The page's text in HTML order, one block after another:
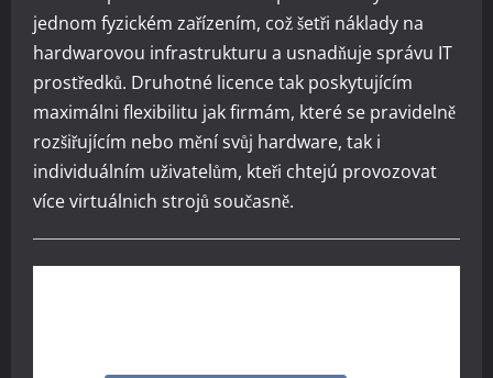
jednom fyzickém zařízením, což šetři náklady na
hardwarovou infrastrukturu a usnadňuje správu IT
prostředků. Druhotné licence tak poskytujícím
maximálni flexibilitu jak firmám, které se pravidelně
rozšiřujícím nebo mění svůj hardware, tak i
individuálním uživatelům, kteři chtejú provozovat
více virtuálnich strojů současně.